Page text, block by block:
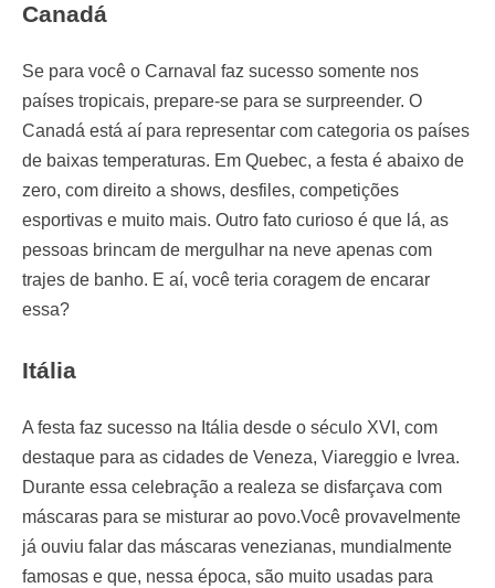
Canadá
Se para você o Carnaval faz sucesso somente nos
países tropicais, prepare-se para se surpreender. O
Canadá está aí para representar com categoria os países
de baixas temperaturas. Em Quebec, a festa é abaixo de
zero, com direito a shows, desfiles, competições
esportivas e muito mais. Outro fato curioso é que lá, as
pessoas brincam de mergulhar na neve apenas com
trajes de banho. E aí, você teria coragem de encarar
essa?
Itália
A festa faz sucesso na Itália desde o século XVI, com
destaque para as cidades de Veneza, Viareggio e Ivrea.
Durante essa celebração a realeza se disfarçava com
máscaras para se misturar ao povo.Você provavelmente
já ouviu falar das máscaras venezianas, mundialmente
famosas e que, nessa época, são muito usadas para